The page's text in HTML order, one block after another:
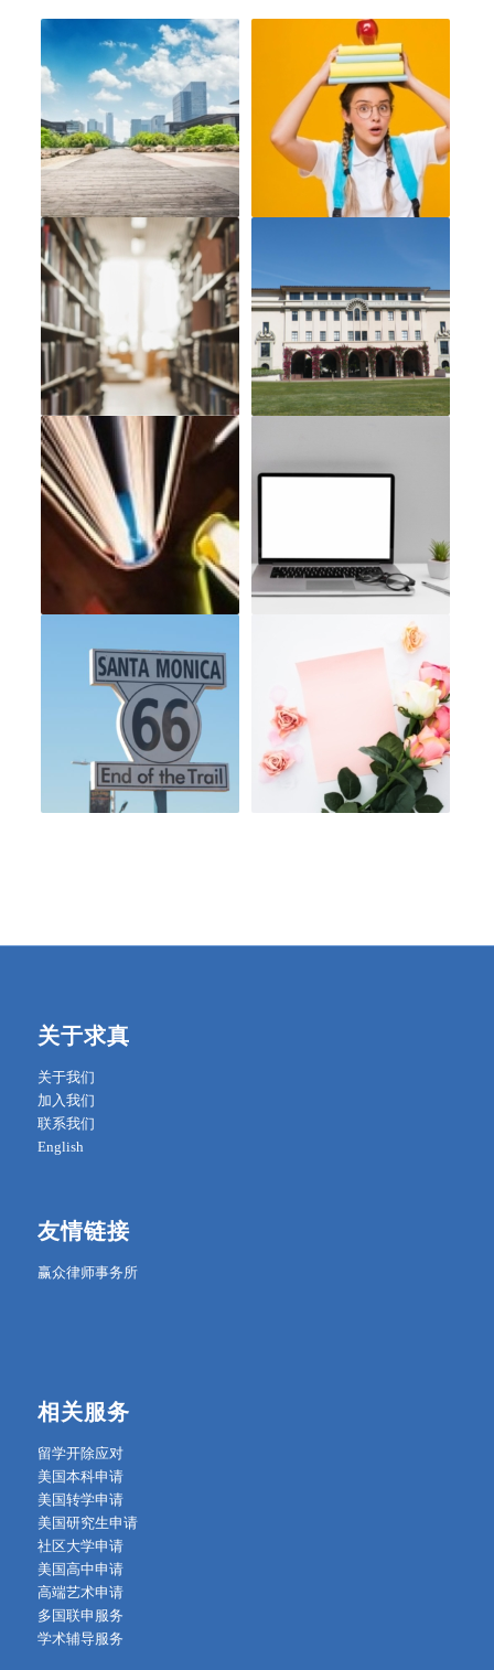
关于求真
关于我们
加入我们
联系我们
English
友情链接
赢众律师事务所
相关服务
留学开除应对
美国本科申请
美国转学申请
美国研究生申请
社区大学申请
美国高中申请
高端艺术申请
多国联申服务
学术辅导服务